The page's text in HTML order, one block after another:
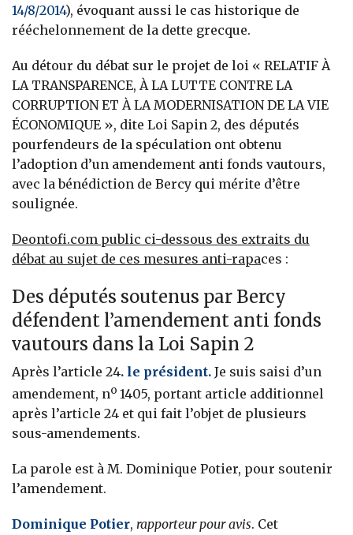
14/8/2014), évoquant aussi le cas historique de
rééchelonnement de la dette grecque.
Au détour du débat sur le projet de loi « RELATIF À
LA TRANSPARENCE, À LA LUTTE CONTRE LA
CORRUPTION ET À LA MODERNISATION DE LA VIE
ÉCONOMIQUE », dite Loi Sapin 2, des députés
pourfendeurs de la spéculation ont obtenu
l’adoption d’un amendement anti fonds vautours,
avec la bénédiction de Bercy qui mérite d’être
soulignée.
Deontofi.com public ci-dessous des extraits du
débat au sujet de ces mesures anti-rapaces :
Des députés soutenus par Bercy
défendent l’amendement anti fonds
vautours dans la Loi Sapin 2
Après l’article 24. le président. Je suis saisi d’un
amendement, no 1405, portant article additionnel
après l’article 24 et qui fait l’objet de plusieurs
sous-amendements.
La parole est à M. Dominique Potier, pour soutenir
l’amendement.
Dominique Potier, rapporteur pour avis. Cet